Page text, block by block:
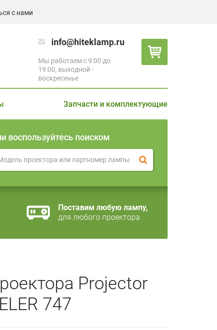
с нами
info@hiteklamp.ru
Мы работаем с 9:00 до
19:00, выходной -
воскресенье
Запчасти и комплектующие
воспользуйтесь поиском
Поставим любую лампу,
для любого проектора
Projector
747